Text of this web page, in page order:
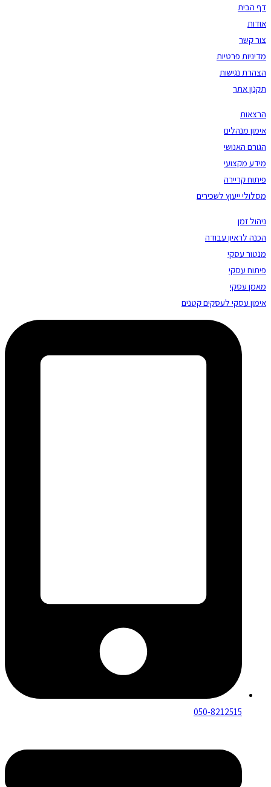
דף הבית
אודות
צור קשר
מדיניות פרטיות
הצהרת נגישות
תקנון אתר
הרצאות
אימון מנהלים
הגורם האנושי
מידע מקצועי
פיתוח קריירה
מסלולי ייעוץ לשכירים
ניהול זמן
הכנה לראיון עבודה
מנטור עסקי
פיתוח עסקי
מאמן עסקי
אימון עסקי לעסקים קטנים
050-8212515